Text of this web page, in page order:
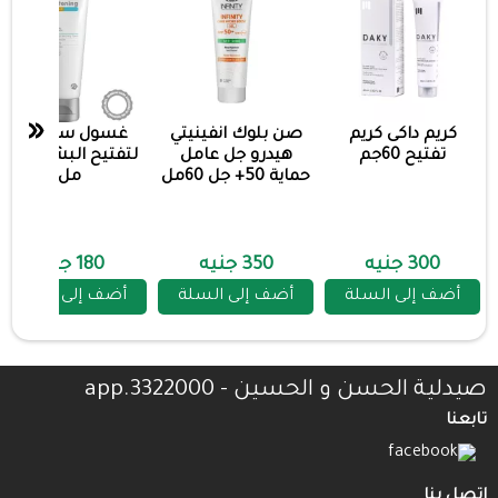
كريم داكى كريم
تفتيح 60جم
300 جنيه
أضف إلى السلة
صن بلوك انفينيتي
هيدرو جل عامل
حماية 50+ جل 60مل
350 جنيه
أضف إلى السلة
غسول ستارفيل
مل
180 جنيه
أضف إلى السلة
«
صيدلية الحسن و الحسين - 3322000.app
تابعنا